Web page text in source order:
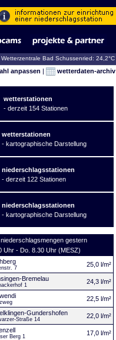
Bad Schussenried: 24,2°C
anpassen | wetterdaten-archiv
wetterstationen
- derzeit 154 Stationen
wetterstationen
- kartographische Darstellung
niederschlagsstationen
- derzeit 122 Stationen
niederschlagsstationen
- kartographische Darstellung
niederschlagsmengen gestern
Uhr - Do. 8.30 Uhr (MESZ)
7 25,0 l/m²
Bremelau
1 24,3 l/m²
22,5 l/m²
Gundershofen
Straße 14 22,0 l/m²
Berg 1 17,0 l/m²